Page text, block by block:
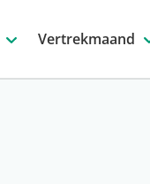
Vertrekmaand